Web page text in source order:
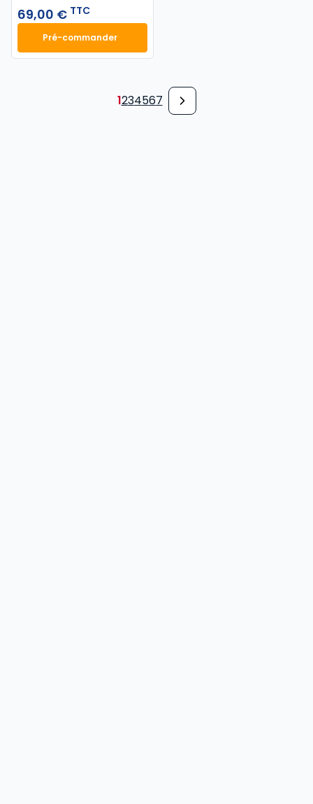
69,00 € TTC
Pré-commanderFinance d'entreprise 2027. 25e éd. à 69,00 € TTC
1234567